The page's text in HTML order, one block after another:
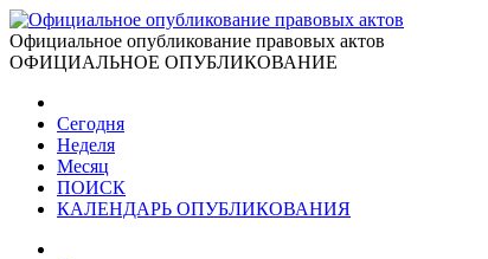
Официальное опубликование правовых актов
ОФИЦИАЛЬНОЕ ОПУБЛИКОВАНИЕ
Сегодня
Неделя
Месяц
ПОИСК
КАЛЕНДАРЬ ОПУБЛИКОВАНИЯ